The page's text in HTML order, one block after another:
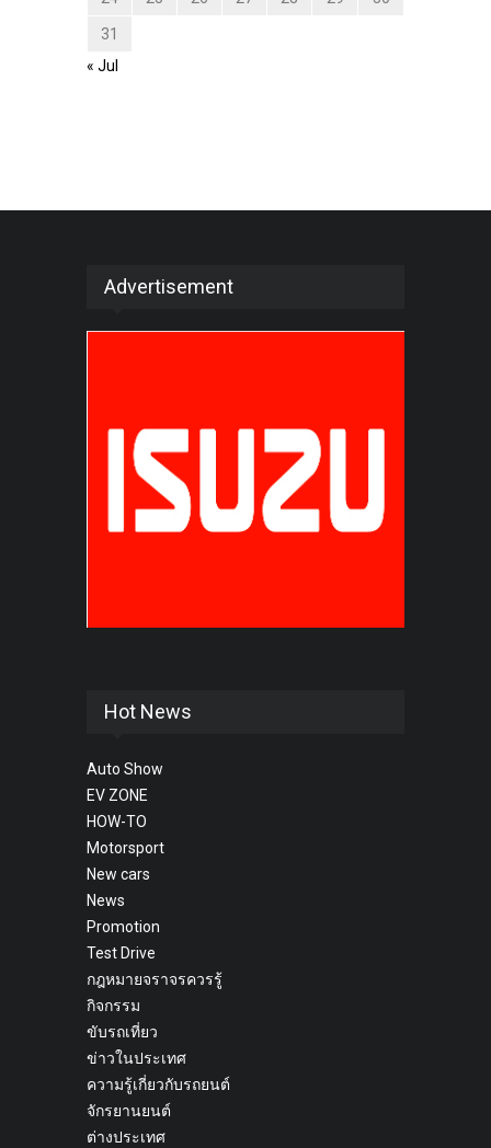
31
« Jul
Advertisement
Hot News
Auto Show
EV ZONE
HOW-TO
Motorsport
New cars
News
Promotion
Test Drive
กฎหมายจราจรควรรู้
กิจกรรม
ขับรถเที่ยว
ข่าวในประเทศ
ความรู้เกี่ยวกับรถยนต์
จักรยานยนต์
ต่างประเทศ